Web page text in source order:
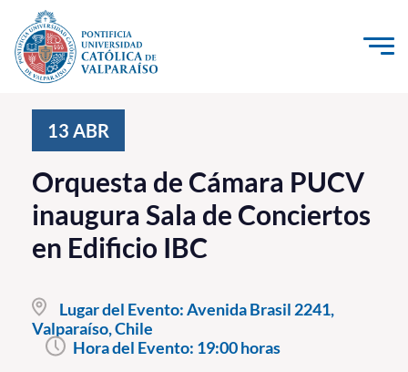
Click acá para ir directamente al contenido
Investigación, Creación e Innovación
PUCV Internacional
Vinculación con el Medio
Pregrado
Postgrado
13 ABR
Orquesta de Cámara PUCV
inaugura Sala de Conciertos
en Edificio IBC
Lugar del Evento:Avenida Brasil 2241,
Valparaíso, Chile
Hora del Evento: 19:00 horas